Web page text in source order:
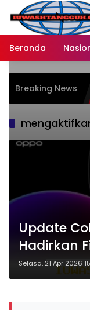
Langsung
konten
Beranda
Breaking News
Update
Hadirkan
UEFA
OPPO